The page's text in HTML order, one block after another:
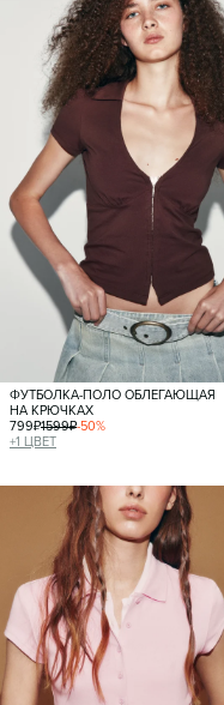
ФУТБОЛКА-ПОЛО ОБЛЕГАЮЩАЯ
НА КРЮЧКАХ
799₽1599₽-50%
+1 ЦВЕТ